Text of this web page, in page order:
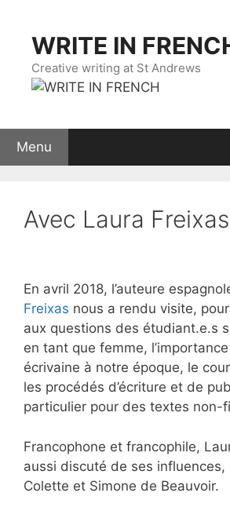
contentWRITE IN
Creative writing at St Andrews
Menu
Avec Laura Freixas
En avril 2018, l’auteure
Freixas nous a rendu visite,
aux questions des étudiant.e.s
en tant que femme,
écrivaine à notre époque, le
les procédés d’écriture et de
particulier pour des textes non-
Francophone et francophile,
aussi discuté de ses
Colette et Simone de Beauvoir.